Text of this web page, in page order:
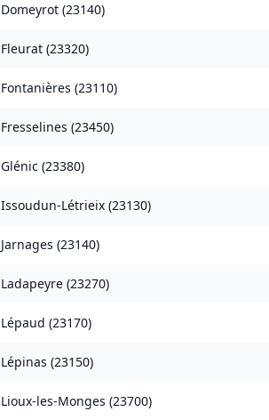
Domeyrot (23140)
Fleurat (23320)
Fontanières (23110)
Fresselines (23450)
Glénic (23380)
Issoudun-Létrieix (23130)
Jarnages (23140)
Ladapeyre (23270)
Lépaud (23170)
Lépinas (23150)
Lioux-les-Monges (23700)